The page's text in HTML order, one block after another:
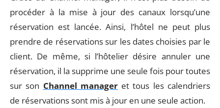
procéder à la mise à jour des canaux lorsqu’une
réservation est lancée. Ainsi, l’hôtel ne peut plus
prendre de réservations sur les dates choisies par le
client. De même, si l’hôtelier désire annuler une
réservation, il la supprime une seule fois pour toutes
sur son Channel manageret tous les calendriers
de réservations sont mis à jour en une seule action.